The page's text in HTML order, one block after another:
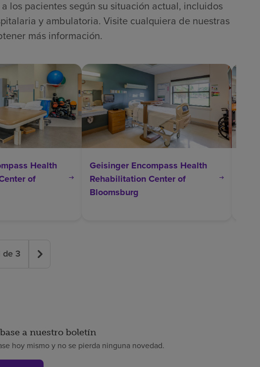
los pacientes según su situación actual, incluidos
y ambulatoria. Visite cualquiera de nuestras
más información.
Health
of
Geisinger Encompass Health
Rehabilitation Center of
Bloomsburg
de 3
a nuestro boletín
hoy mismo y no se pierda ninguna novedad.